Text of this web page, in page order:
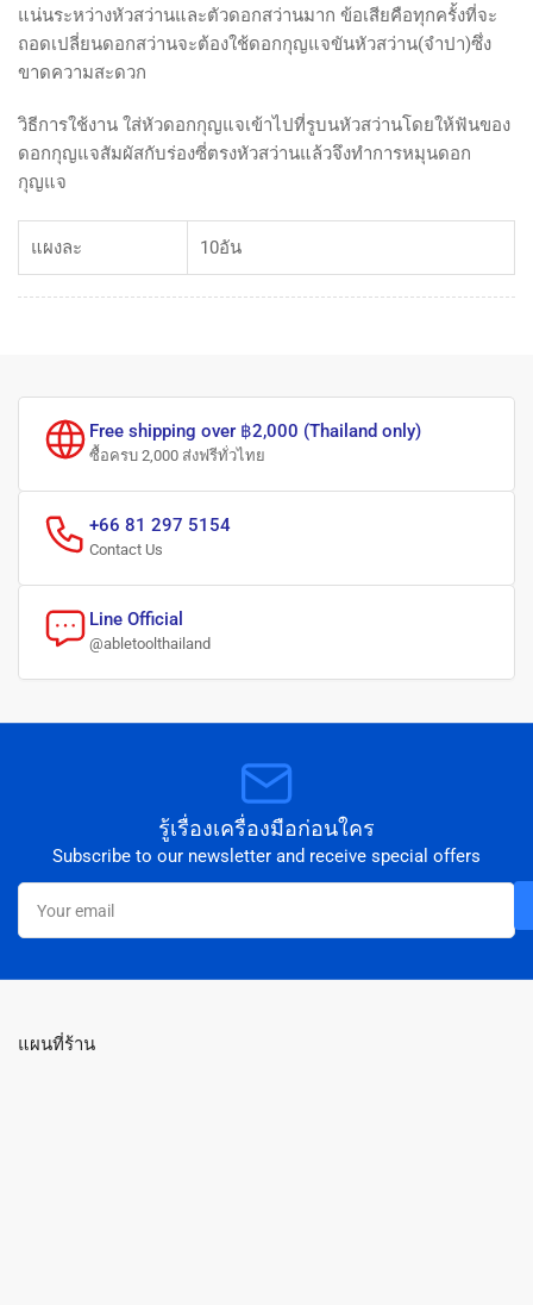
แน่นระหว่างหัวสว่านและตัวดอกสว่านมาก ข้อเสียคือทุกครั้งที่จะ
ถอดเปลี่ยนดอกสว่านจะต้องใช้ดอกกุญแจขันหัวสว่าน(จำปา)ซึ่ง
ขาดความสะดวก
วิธีการใช้งาน ใส่หัวดอกกุญแจเข้าไปที่รูบนหัวสว่านโดยให้ฟันของ
ดอกกุญแจสัมผัสกับร่องซี่ตรงหัวสว่านแล้วจึงทำการหมุนดอก
กุญแจ
แผงละ 10อัน
Free shipping over ฿2,000 (Thailand only)
ซื้อครบ 2,000 ส่งฟรีทั่วไทย
+66 81 297 5154
Contact Us
Line Official
@abletoolthailand
รู้เรื่องเครื่องมือก่อนใคร
Subscribe to our newsletter and receive special offers
Your
email
แผนที่ร้าน